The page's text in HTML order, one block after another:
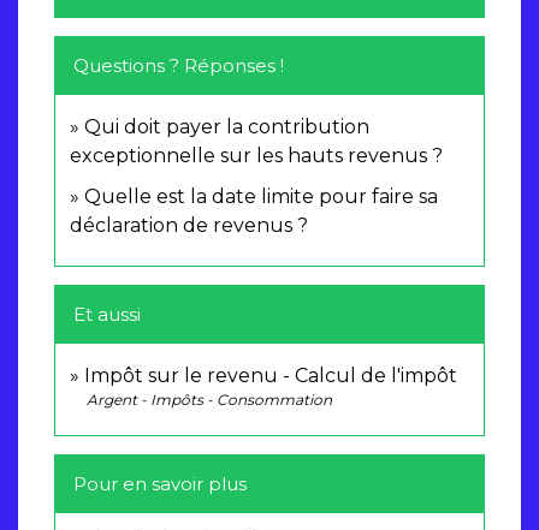
Questions ? Réponses !
Qui doit payer la contribution
exceptionnelle sur les hauts revenus ?
Quelle est la date limite pour faire sa
déclaration de revenus ?
Et aussi
Impôt sur le revenu - Calcul de l'impôt
Argent - Impôts - Consommation
Pour en savoir plus